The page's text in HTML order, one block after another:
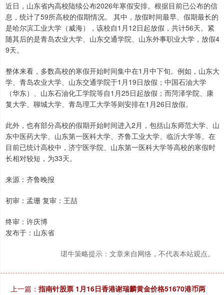
近日，山东省内高校陆续公布2026年寒假安排。根据目前已公布的信
息，统计了59所高校的假期情况。 其中，放假时间最早、假期最长的
是哈尔滨工业大学（威海），该校自1月12日起放假，共计56天。紧
随其后的是青岛农业大学、山东交通学院、山东外事职业大学，放假4
9天。
整体来看，多数高校的寒假开始时间集中在1月中下旬。例如，山东大
学、青岛农业大学、山东交通学院于1月19日放假；中国石油大学
（华东）、山东石油化工学院等自1月25日起放假；而菏泽学院、康
复大学、聊城大学、青岛理工大学等则安排在1月26日放假。
此外，也有部分高校的假期开始时间进入2月，包括山东师范大学、山
东中医药大学、山东第一医科大学、齐鲁工业大学、临沂大学等。在
目前已统计高校中，济宁医学院、山东第一医科大学等高校的寒假时
长相对较短，为33天。
来源：齐鲁晚报
初审：孟珊 复审：王喆
终审：许庆博
发布于：山东省
珺牛策略提示：文章来自网络，不代表本站观点。
上一篇： 指南针股票 1月16日香港谢瑞麟黄金价格51670港币两